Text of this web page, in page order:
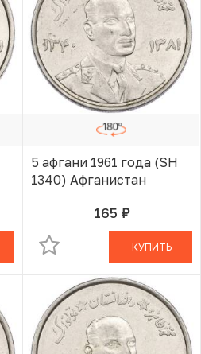
5 афгани 1961 года (SH
1340) Афганистан
165 руб.В КОРЗИНЕ
КУПИТЬ